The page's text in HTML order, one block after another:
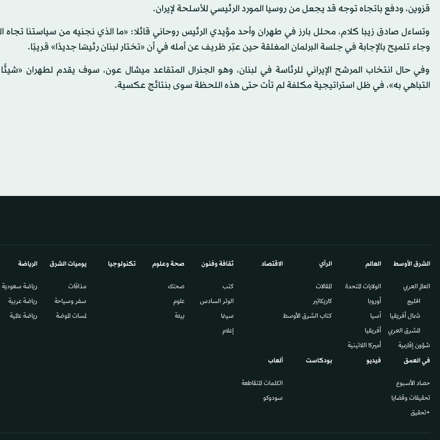
قزوين، ودفع باتجاه توجه قد يجعل من روسيا المورد الرئيسي للأسلحة لإيران.
وتساءل صادق زيبا كلام، محلل بارز في طهران وأحد مؤيدي الرئيس روحاني قائلا: «ما الذي نجنيه من سياستنا تجاه
وجاء تلميح بالإجابة في جلسة البرلمان المغلقة حين عبّر ظريف عن أمله في أن «تختار لبنان رئيسًا جديدًا» قريبًا.
وفي حال انتخاب المرشح الإيراني للرئاسة في لبنان، وهو الجنرال المتقاعد ميشال عون، سوف يقدم لطهران
التباهي به»، في ظل استراتيجية مكلفة لم تأت حتى هذه اللحظة سوى بنتائج عكسية.
الشرق الأوسط​
العالم العربي
الخليج
شمال أفريقيا
المشرق العربي
شؤون إقليمية
العالم
الولايات المتحدة
أوروبا
آسيا
أفريقيا
أميركا اللاتينية
الرأي
المقالات
كاريكاتير
كتاب الشرق الأوسط
الاقتصاد ثقافة وفنون
كتب
الوتر السادس​
سينما
إعلام
صحة وعلوم
صحتك
علوم
بيئة
تكنولوجيا يوميات الشرق​
مذاقات
سفر وسياحة
لمسات الموضة
الرياضة
رياضة سعودية
رياضة عربية
رياضة عالمية
في العمق
حصاد الأسبوع
تحقيقات وقضايا
+تحقيق
فيديو بودكاست ألعاب
الكلمات المتقاطعة
سودوكو